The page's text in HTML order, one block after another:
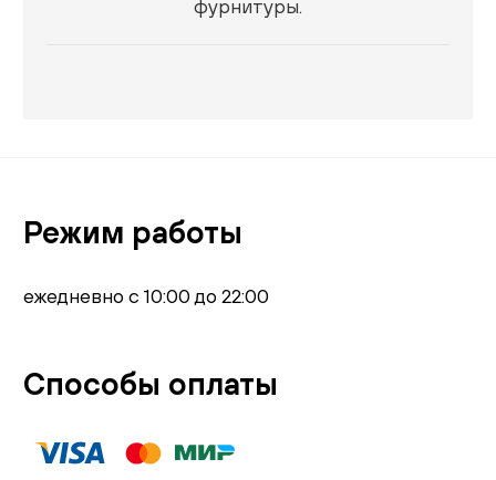
фурнитуры.
Режим работы
ежедневно с 10:00 до 22:00
Способы оплаты